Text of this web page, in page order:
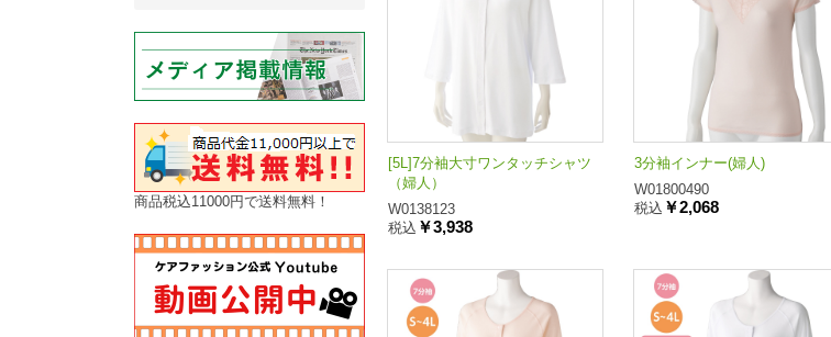
商品税込11000円で送料無料！
[5L]7分袖大寸ワンタッチシャツ
（婦人）
W0138123
税込 ￥3,938
3分袖インナー(婦人)
W01800490
税込 ￥2,068